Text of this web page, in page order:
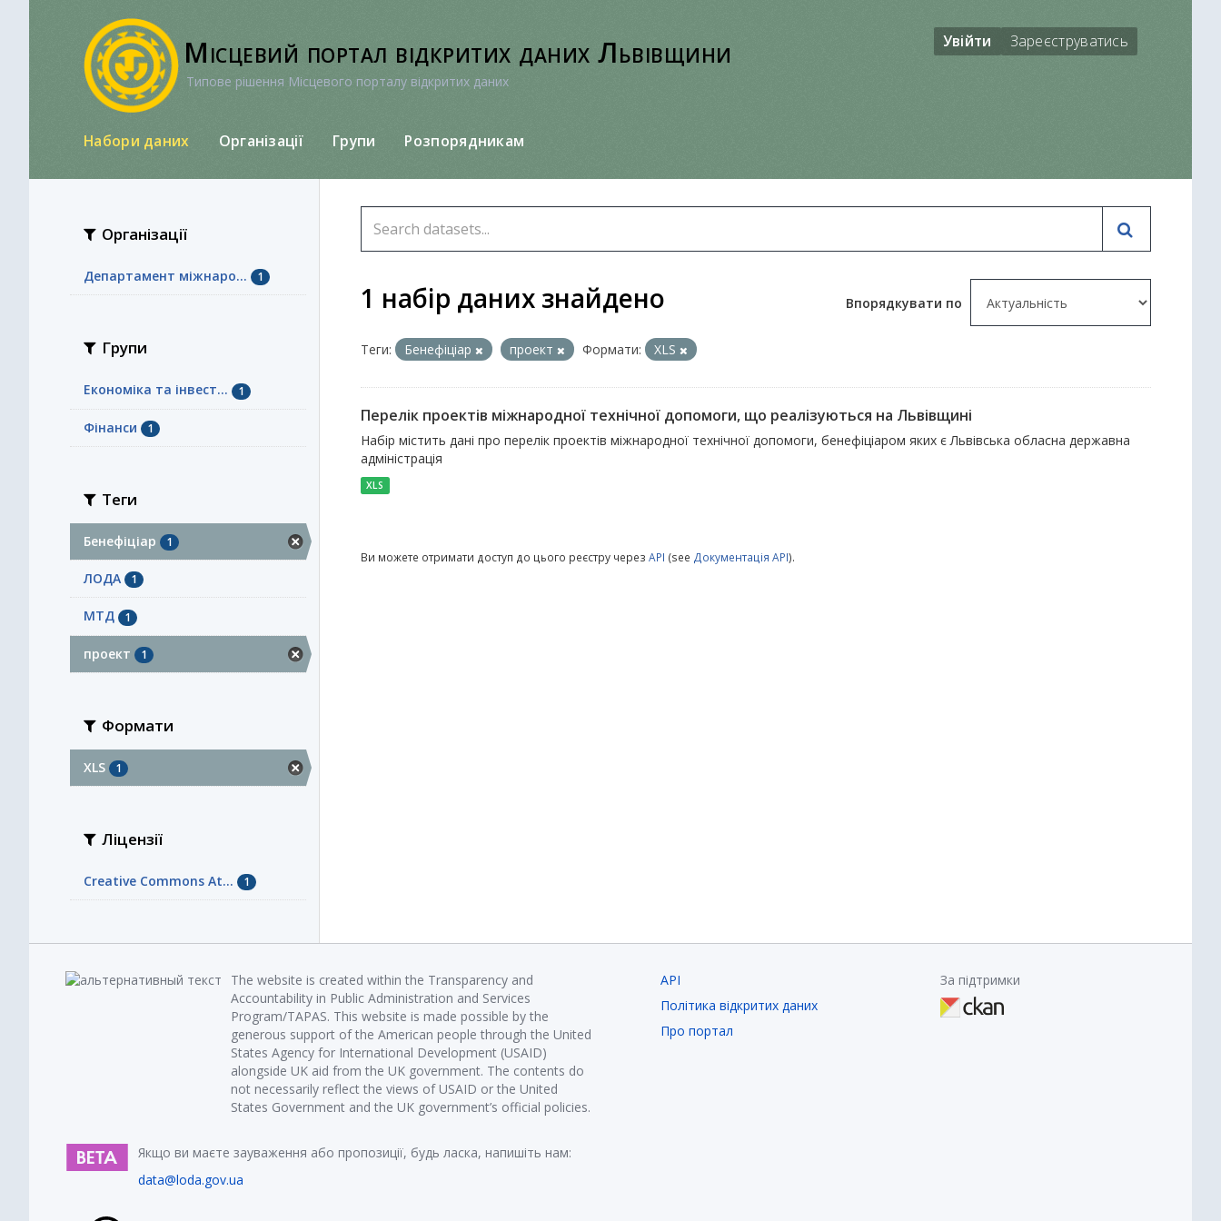
Місцевий портал відкритих даних Львівщини
Типове рішення Місцевого порталу відкритих даних
Увійти Зареєструватись
Набори даних Організації Групи Розпорядникам
Організації
Департамент міжнаро... 1
Групи
Економіка та інвест... 1
Фінанси 1
Теги
Бенефіціар 1
ЛОДА 1
МТД 1
проект 1
Формати
XLS 1
Ліцензії
Creative Commons At... 1
Впорядкувати по
1 набір даних знайдено
Теги: Бенефіціар проект Формати: XLS
Перелік проектів міжнародної технічної допомоги, що реалізуються на Львівщині
Набір містить дані про перелік проектів міжнародної технічної допомоги, бенефіціаром яких є Львівська обласна державна
адміністрація
XLS
Ви можете отримати доступ до цього реєстру через API (see Документація API).
The website is created within the Transparency and
Accountability in Public Administration and Services
Program/TAPAS. This website is made possible by the
generous support of the American people through the United
States Agency for International Development (USAID)
alongside UK aid from the UK government. The contents do
not necessarily reflect the views of USAID or the United
States Government and the UK government’s official policies.
Якщо ви маєте зауваження або пропозиції, будь ласка, напишіть нам:
data@loda.gov.ua
API
Політика відкритих даних
Про портал
За підтримки